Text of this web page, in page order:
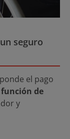
seguro
el pago
de
y